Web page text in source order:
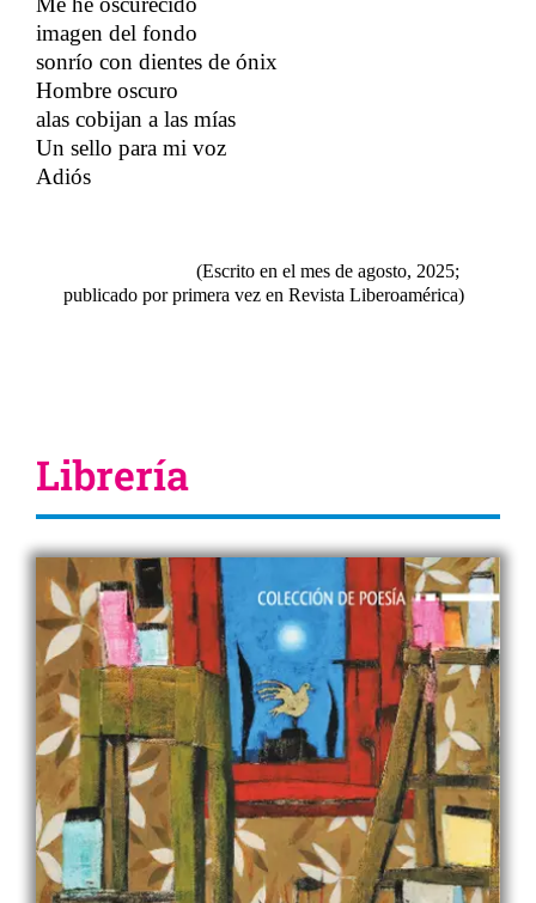
imagen del fondo
sonrío con dientes de ónix
Hombre oscuro
alas cobijan a las mías​​
Un sello para mi voz
Adiós
(Escrito en el mes de agosto, 2025;
publicado por primera vez en Revista Liberoamérica)
Librería